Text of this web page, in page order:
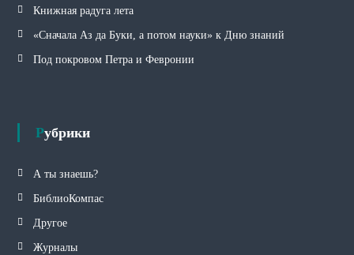
Книжная радуга лета
«Сначала Аз да Буки, а потом науки» к Дню знаний
Под покровом Петра и Февронии
Рубрики
А ты знаешь?
БиблиоКомпас
Другое
Журналы